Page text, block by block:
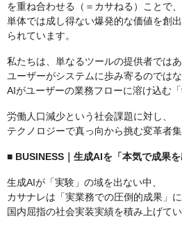
を重ね合わせる（＝カサねる）ことで、
単体では成し得ない爆発的な価値を創
られています。
私たちは、単なるツールの提供者ではあ
ユーザーがシステムに歩み寄るのではな
AIがユーザーの業務フローに溶け込む
労働人口減少という社会課題に対し、
テクノロジーで真っ向から挑む変革者集
■ BUSINESS｜生成AIを「本気で成果
生成AIが「実験」の域を出ない中、
カサナレは「実業務での圧倒的成果」に
国内屈指の社会実装実績を積み上げてい